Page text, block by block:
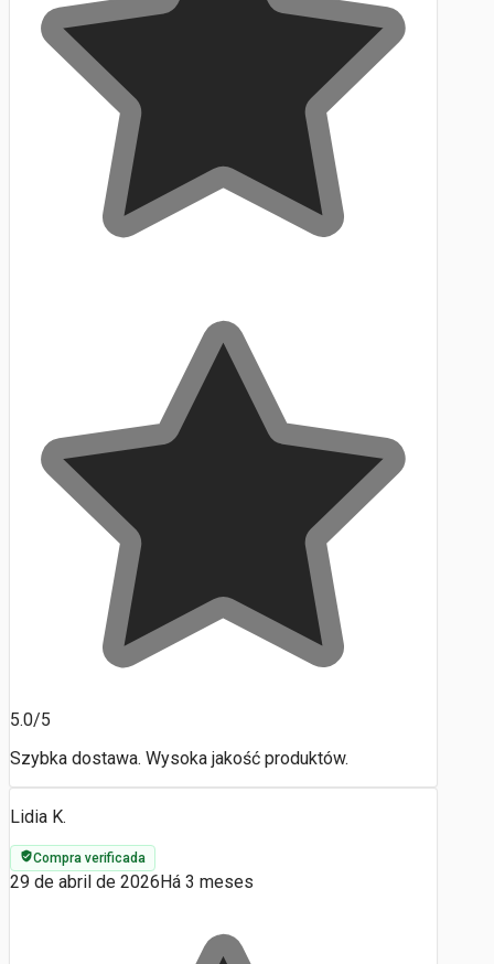
5.0/5
Szybka dostawa. Wysoka jakość produktów.
Lidia K.
Compra verificada
29 de abril de 2026 Há 3 meses